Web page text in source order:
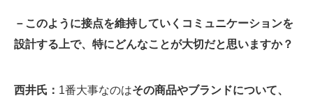
－このように接点を維持していくコミュニケーションを
設計する上で、特にどんなことが大切だと思いますか？
西井氏： 1番大事なのはその商品やブランドについて、